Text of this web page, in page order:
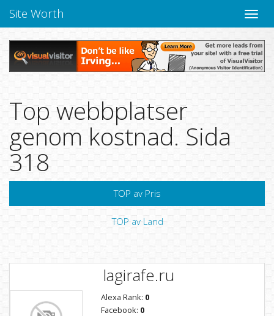
Toggle
Site Worth
Top webbplatser
genom kostnad. Sida
318
TOP av Pris
TOP av Land
lagirafe.ru
Alexa Rank: 0
Facebook: 0